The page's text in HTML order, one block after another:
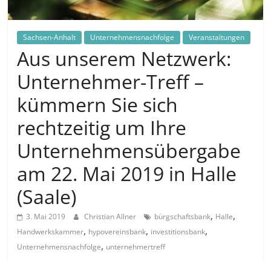
Sachsen-Anhalt Unternehmensnachfolge Veranstaltungen
Aus unserem Netzwerk:
Unternehmer-Treff –
kümmern Sie sich
rechtzeitig um Ihre
Unternehmensübergabe
am 22. Mai 2019 in Halle
(Saale)
3. Mai 2019 Christian Allner bürgschaftsbank, Halle,
Handwerkskammer, hypovereinsbank, investitionsbank,
Unternehmensnachfolge, unternehmertreff